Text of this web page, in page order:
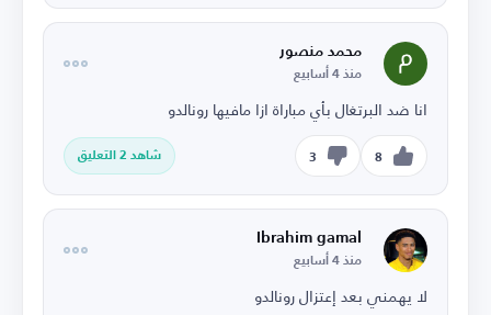
محمد منصور
منذ 4 أسابيع
انا ضد البرتغال بأي مباراة ازا مافيها رونالدو
8
3 شاهد 2 التعليق
Ibrahim gamal
منذ 4 أسابيع
لا يهمني بعد إعتزال رونالدو